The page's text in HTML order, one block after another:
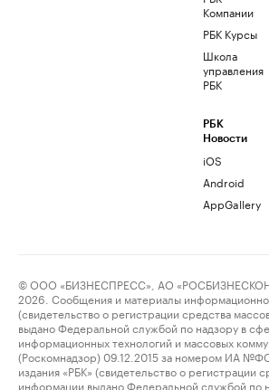
Компании
РБК Курсы
Школа
управления
РБК
РБК
Новости
iOS
Android
AppGallery
© ООО «БИЗНЕСПРЕСС», АО
2026. Сообщения и материалы
(свидетельство о регистрации средства
выдано Федеральной службой по надзору в
информационных технологий и массовых
(Роскомнадзор) 09.12.2015 за номером ИА
издания «РБК» (свидетельство о регистрации
информации выдано Федеральной службой по